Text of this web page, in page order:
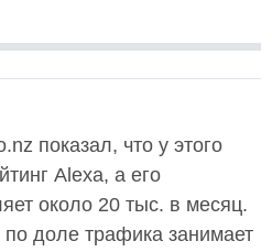
показал, что у этого
Alexa, а его
около 20 тыс. в месяц.
доле трафика занимает